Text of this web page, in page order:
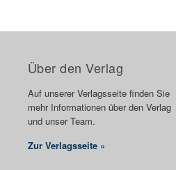
Über den Verlag
Auf unserer Verlagsseite finden Sie
mehr Informationen über den Verlag
und unser Team.
Zur Verlagsseite »